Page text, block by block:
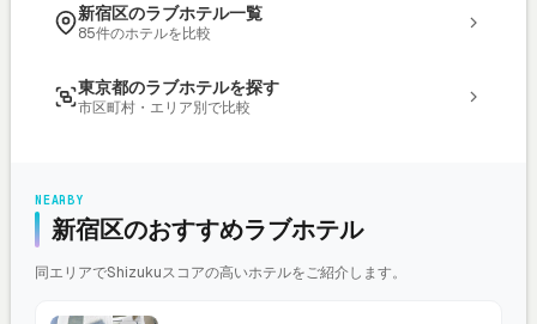
新宿区のラブホテル一覧
85件のホテルを比較
東京都のラブホテルを探す
市区町村・エリア別で比較
NEARBY
新宿区のおすすめラブホテル
同エリアでShizukuスコアの高いホテルをご紹介します。